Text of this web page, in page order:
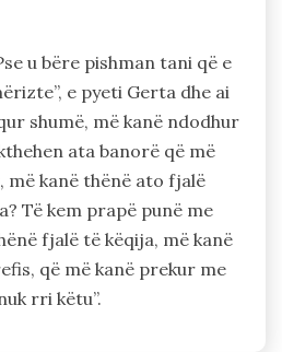
u bëre pishman tani që e
e pyeti Gerta dhe ai
shumë, më kanë ndodhur
ata banorë që më
më kanë thënë ato fjalë
Të kem prapë punë me
fjalë të këqija, më kanë
që më kanë prekur me
rri këtu”.